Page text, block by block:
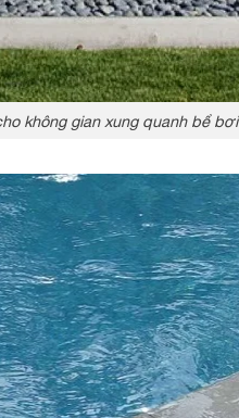
không gian xung quanh bể bơi